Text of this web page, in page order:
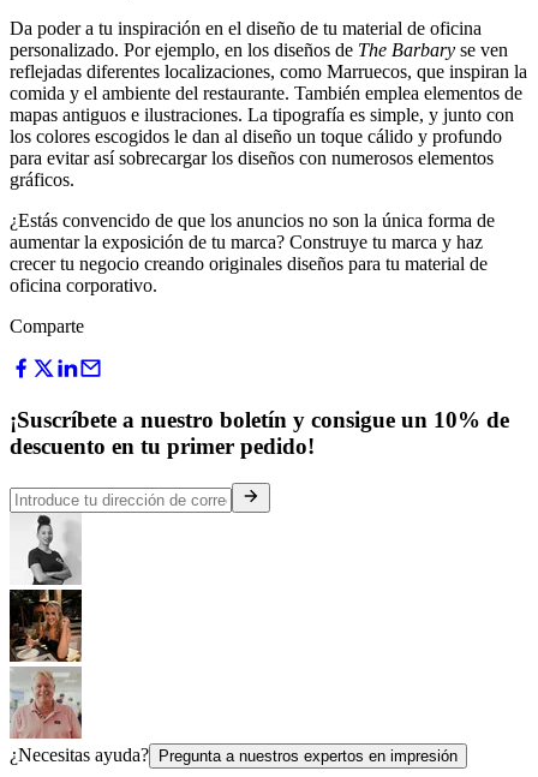
Da poder a tu inspiración en el diseño de tu material de oficina
personalizado. Por ejemplo, en los diseños de The Barbary se ven
reflejadas diferentes localizaciones, como Marruecos, que inspiran la
comida y el ambiente del restaurante. También emplea elementos de
mapas antiguos e ilustraciones. La tipografía es simple, y junto con
los colores escogidos le dan al diseño un toque cálido y profundo
para evitar así sobrecargar los diseños con numerosos elementos
gráficos.
¿Estás convencido de que los anuncios no son la única forma de
aumentar la exposición de tu marca? Construye tu marca y haz
crecer tu negocio creando originales diseños para tu material de
oficina corporativo.
Comparte
¡Suscríbete a nuestro boletín y consigue un 10% de
descuento en tu primer pedido!
¿Necesitas ayuda? Pregunta a nuestros expertos en impresión